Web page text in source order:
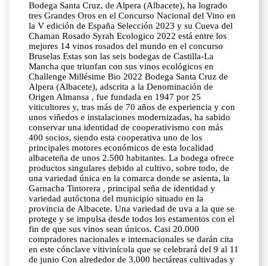
Bodega Santa Cruz, de Alpera (Albacete), ha logrado
tres Grandes Oros en el Concurso Nacional del Vino en
la V edición de España Selección 2023 y su Cueva del
Chaman Rosado Syrah Ecologico 2022 está entre los
mejores 14 vinos rosados del mundo en el concurso
Bruselas Estas son las seis bodegas de Castilla-La
Mancha que triunfan con sus vinos ecológicos en
Challenge Millésime Bio 2022 Bodega Santa Cruz de
Alpera (Albacete), adscrita a la Denominación de
Origen Almansa , fue fundada en 1947 por 25
viticultores y, tras más de 70 años de experiencia y con
unos viñedos e instalaciones modernizadas, ha sabido
conservar una identidad de cooperativismo con más
400 socios, siendo esta cooperativa uno de los
principales motores económicos de esta localidad
albaceteña de unos 2.500 habitantes. La bodega ofrece
productos singulares debido al cultivo, sobre todo, de
una variedad única en la comarca donde se asienta, la
Garnacha Tintorera , principal seña de identidad y
variedad autóctona del municipio situado en la
provincia de Albacete. Una variedad de uva a la que se
protege y se impulsa desde todos los estamentos con el
fin de que sus vinos sean únicos. Casi 20.000
compradores nacionales e internacionales se darán cita
en este cónclave vitivinícola que se celebrará del 9 al 11
de junio Con alrededor de 3.000 hectáreas cultivadas y